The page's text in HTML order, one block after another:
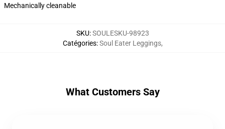
Mechanically cleanable
SKU:SOULESKU-98923
Catégories:Soul Eater Leggings,
What Customers Say